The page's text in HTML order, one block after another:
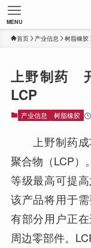
MENU
首页 产业信息 树脂橡胶
上野制药
LCP
产业信息 树脂橡胶
上野制药成
聚合物（LCP）
等级最高可提
该产品将用于
有部分用户正
周边零部件。